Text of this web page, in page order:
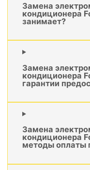
Замена
кондиционера
занимает?
Замена
кондиционера
гарантии
Замена
кондиционера
методы оплаты